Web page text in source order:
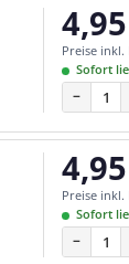
Preise inkl.
Sofort
−
Preise inkl.
Sofort
−